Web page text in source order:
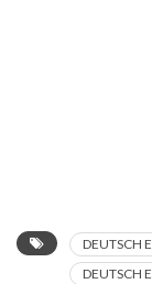
DEUTSCH
DEUTSCH